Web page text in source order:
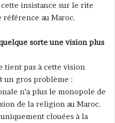
insistance sur le rite
au Maroc.
quelque sorte une vision plus
tient pas à cette vision
un gros problème :
n’a plus le monopole de
de la religion au Maroc.
clouées à la